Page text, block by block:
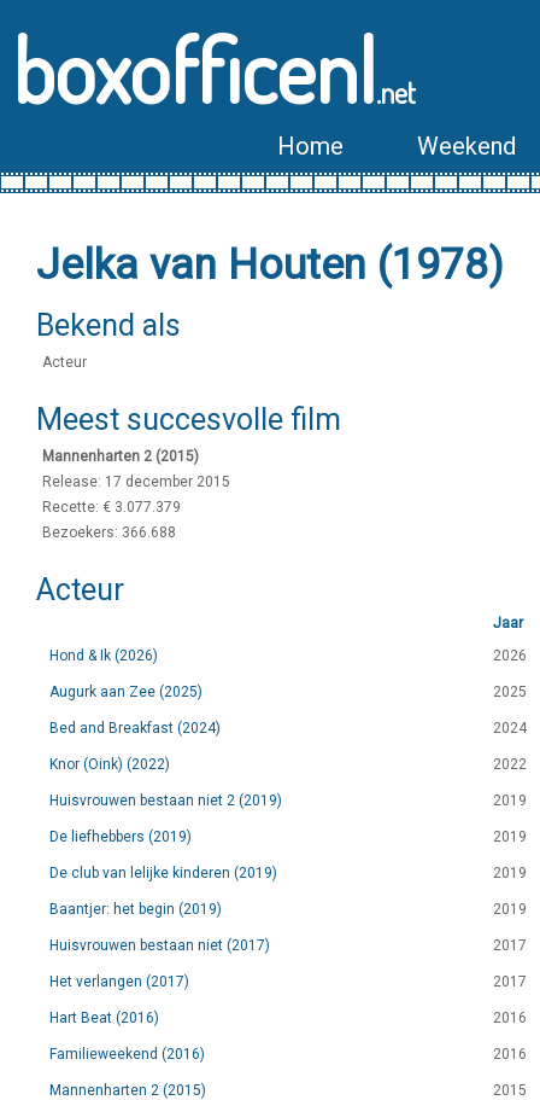
boxofficenl.net
Home Weekend
Jelka van Houten (1978)
Bekend als
Acteur
Meest succesvolle film
Mannenharten 2 (2015)
Release: 17 december 2015
Recette: € 3.077.379
Bezoekers: 366.688
Acteur
Jaar
Hond & Ik (2026)
2026
Augurk aan Zee (2025) 2025
Bed and Breakfast (2024) 2024
Knor (Oink) (2022) 2022
Huisvrouwen bestaan niet 2 (2019) 2019
De liefhebbers (2019) 2019
De club van lelijke kinderen (2019) 2019
Baantjer: het begin (2019) 2019
Huisvrouwen bestaan niet (2017) 2017
Het verlangen (2017) 2017
Hart Beat (2016) 2016
Familieweekend (2016) 2016
Mannenharten 2 (2015) 2015